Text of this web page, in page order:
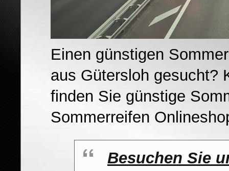
Einen günstigen
aus Gütersloh gesucht?
finden Sie günstige
Sommerreifen
Besuchen Sie